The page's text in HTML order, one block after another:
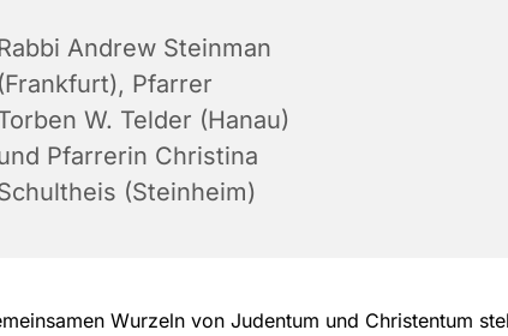
Andrew Steinman
(Frankfurt), Pfarrer
W. Telder (Hanau)
Pfarrerin Christina
(Steinheim)
Wurzeln von Judentum und Christentum